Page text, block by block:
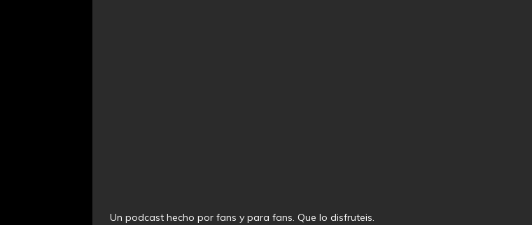
Un podcast hecho por fans y para fans. Que lo disfruteis.